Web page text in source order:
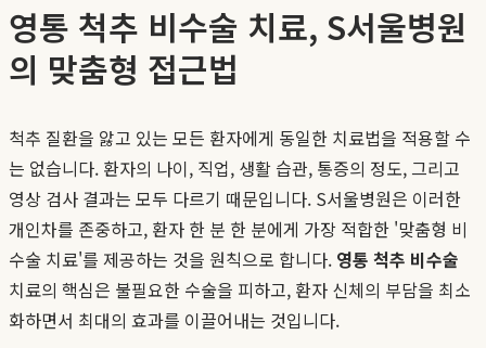
영통 척추 비수술 치료, S서울병원
의 맞춤형 접근법
척추 질환을 앓고 있는 모든 환자에게 동일한 치료법을 적용할 수
는 없습니다. 환자의 나이, 직업, 생활 습관, 통증의 정도, 그리고
영상 검사 결과는 모두 다르기 때문입니다. S서울병원은 이러한
개인차를 존중하고, 환자 한 분 한 분에게 가장 적합한 '맞춤형 비
수술 치료'를 제공하는 것을 원칙으로 합니다. 영통 척추 비수술
치료의 핵심은 불필요한 수술을 피하고, 환자 신체의 부담을 최소
화하면서 최대의 효과를 이끌어내는 것입니다.